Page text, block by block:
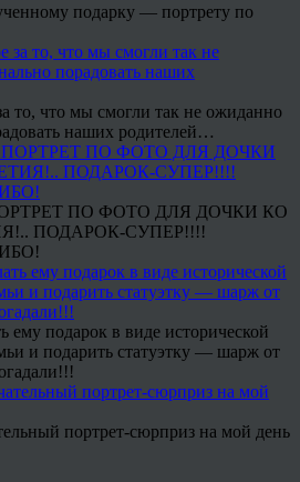
подарку — портрету по
то, что мы смогли так не ожиданно
наших родителей…
ПО ФОТО ДЛЯ ДОЧКИ КО
ПОДАРОК-СУПЕР!!!!
ему подарок в виде исторической
и подарить статуэтку — шарж от
портрет-сюрприз на мой день